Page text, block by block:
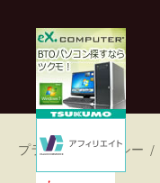
プライバシーポリシー